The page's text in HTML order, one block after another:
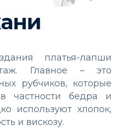
платья-лапши
Главное – это
рубчиков, которые
частности бедра и
используют хлопок,
и вискозу.